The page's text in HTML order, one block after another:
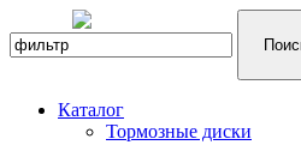
Каталог
Тормозные диски